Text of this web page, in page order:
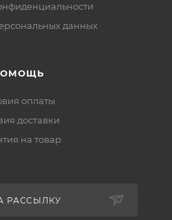
данных
оплаты
доставки
на товар
РАССЫЛКУ